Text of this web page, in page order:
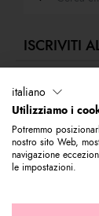
ISCRIVITI
Iscriviti alla
del mondo
primo acquisto.
italiano
Utilizziamo i
Potremmo
nostro sito Web,
navigazione
le impostazioni.